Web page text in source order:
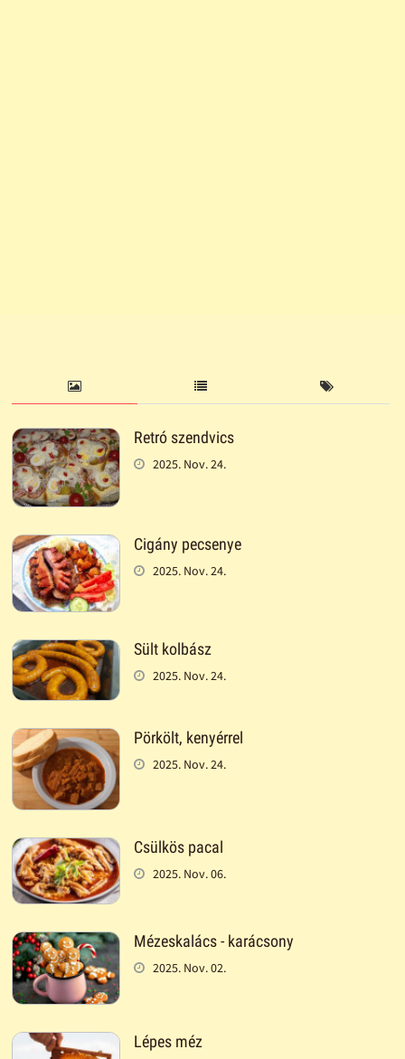
Retró szendvics
2025. Nov. 24.
Cigány pecsenye
2025. Nov. 24.
Sült kolbász
2025. Nov. 24.
Pörkölt, kenyérrel
2025. Nov. 24.
Csülkös pacal
2025. Nov. 06.
Mézeskalács - karácsony
2025. Nov. 02.
Lépes méz